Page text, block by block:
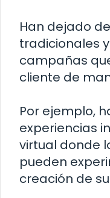
Han dejado
tradicionales
campañas
cliente de
Por ejemplo,
experiencias
virtual donde
pueden
creación de